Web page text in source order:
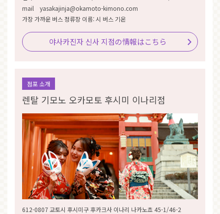
mail yasakajinja@okamoto-kimono.com
가장 가까운 버스 정류장 이름: 시 버스 기온
야사카진자 신사 지점の情報はこちら
점포 소개
렌탈 기모노 오카모토 후시미 이나리점
612-0807 교토시 후시미구 후카크사 이나리 나카노쵸 45-1/46-2